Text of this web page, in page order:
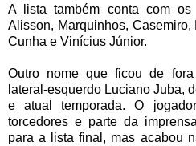
A lista também conta com
Alisson, Marquinhos,
Cunha e Vinícius Júnior.
Outro nome que ficou de
lateral-esquerdo Luciano Juba,
e atual temporada. O
torcedores e parte da
para a lista final, mas acabou